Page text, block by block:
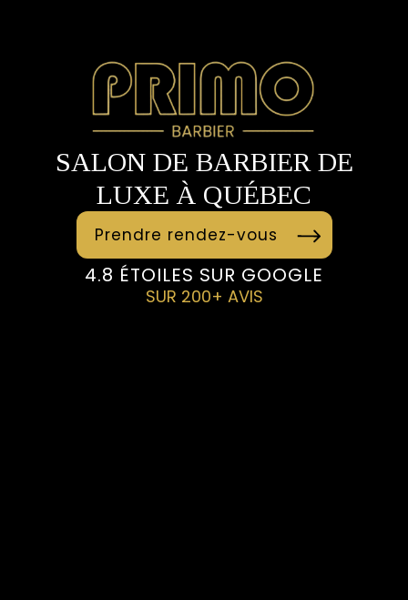
SALON DE BARBIER DE
LUXE À QUÉBEC
Prendre rendez-vous
4.8 ÉTOILES SUR GOOGLE
SUR 200+ AVIS